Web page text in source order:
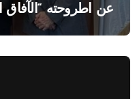
عن اطروحته “الآفاق